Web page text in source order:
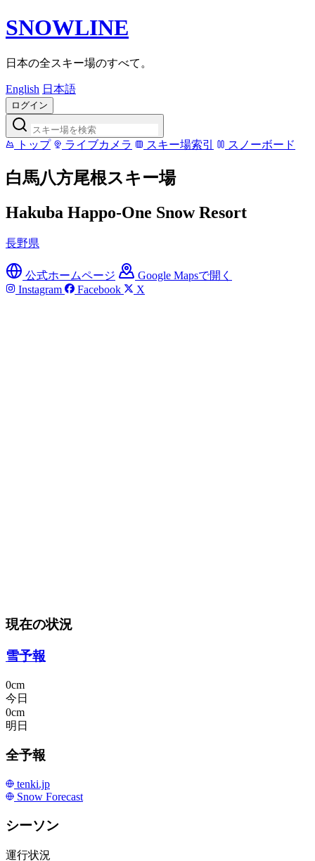
SNOWLINE
日本の全スキー場のすべて。
English 日本語
ログイン
トップ ライブカメラ スキー場索引 スノーボード
白馬八方尾根スキー場
Hakuba Happo-One Snow Resort
長野県
公式ホームページ
Google Mapsで開く
Instagram
Facebook X
現在の状況
雪予報
0cm
今日
0cm
明日
全予報
tenki.jp
Snow Forecast
シーソン
運行状況